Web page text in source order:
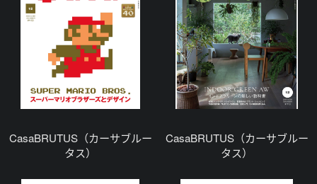
CasaBRUTUS（カーサブルー
タス）
CasaBRUTUS（カーサブルー
タス）